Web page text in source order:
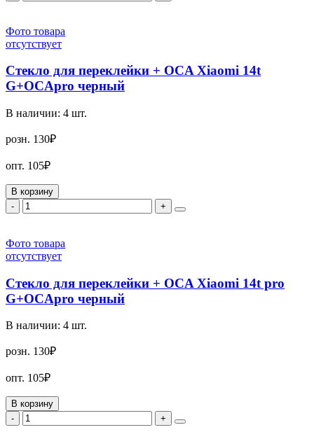
Фото товара
отсутствует
Стекло для переклейки + OCA Xiaomi 14t
G+OCApro черный
В наличии: 4 шт.
розн. 130₽
опт. 105₽
В корзину
-
+
Фото товара
отсутствует
Стекло для переклейки + OCA Xiaomi 14t pro
G+OCApro черный
В наличии: 4 шт.
розн. 130₽
опт. 105₽
В корзину
-
+